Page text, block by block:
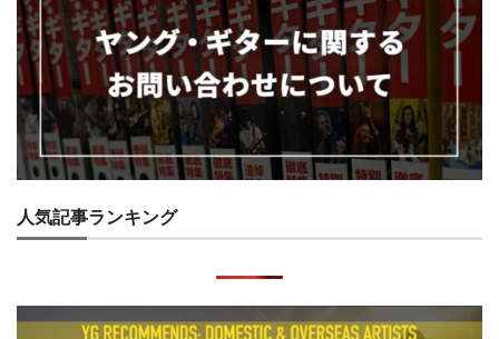
人気記事ランキング